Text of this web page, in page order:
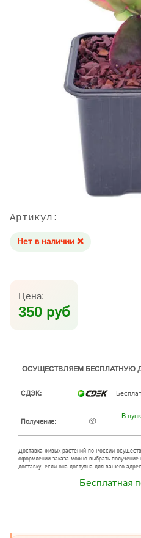
Артикул:
Нет в наличии ❌
Цена:
350 руб
ОСУЩЕСТВЛЯЕМ БЕСПЛАТНУЮ
СДЭК:
Получение: 📦
В
Доставка живых растений по России
оформлении заказа можно выбрать
доставку, если она доступна для вашего
Бесплатная